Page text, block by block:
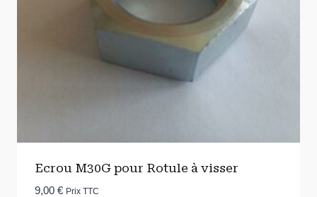
Ecrou M30G pour Rotule à visser
9,00 € Prix TTC